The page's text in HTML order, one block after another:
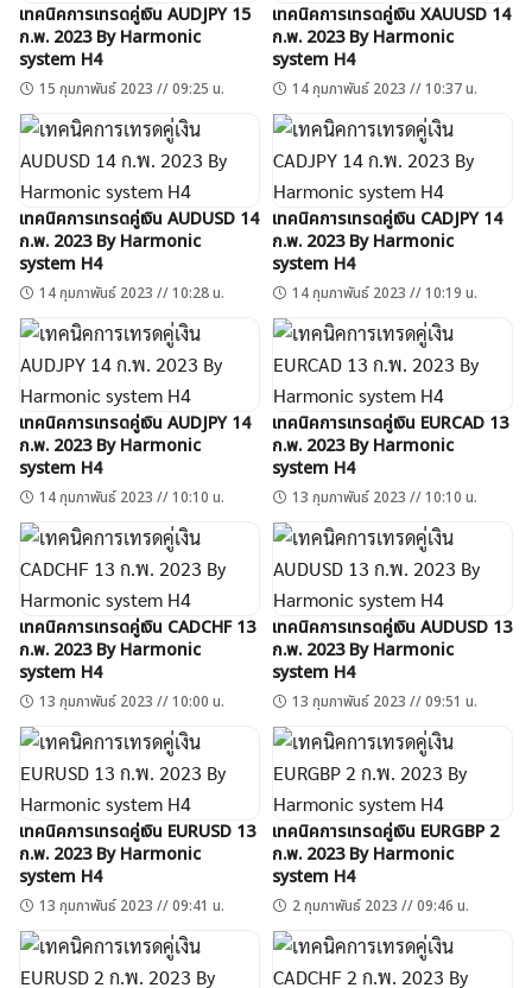
เทคนิคการเทรดคู่เงิน AUDJPY 15
ก.พ. 2023 By Harmonic
system H4
15 กุมภาพันธ์ 2023 // 09:25 น.
เทคนิคการเทรดคู่เงิน XAUUSD 14
ก.พ. 2023 By Harmonic
system H4
14 กุมภาพันธ์ 2023 // 10:37 น.
เทคนิคการเทรดคู่เงิน AUDUSD 14
ก.พ. 2023 By Harmonic
system H4
14 กุมภาพันธ์ 2023 // 10:28 น.
เทคนิคการเทรดคู่เงิน CADJPY 14
ก.พ. 2023 By Harmonic
system H4
14 กุมภาพันธ์ 2023 // 10:19 น.
เทคนิคการเทรดคู่เงิน AUDJPY 14
ก.พ. 2023 By Harmonic
system H4
14 กุมภาพันธ์ 2023 // 10:10 น.
เทคนิคการเทรดคู่เงิน EURCAD 13
ก.พ. 2023 By Harmonic
system H4
13 กุมภาพันธ์ 2023 // 10:10 น.
เทคนิคการเทรดคู่เงิน CADCHF 13
ก.พ. 2023 By Harmonic
system H4
13 กุมภาพันธ์ 2023 // 10:00 น.
เทคนิคการเทรดคู่เงิน AUDUSD 13
ก.พ. 2023 By Harmonic
system H4
13 กุมภาพันธ์ 2023 // 09:51 น.
เทคนิคการเทรดคู่เงิน EURUSD 13
ก.พ. 2023 By Harmonic
system H4
13 กุมภาพันธ์ 2023 // 09:41 น.
เทคนิคการเทรดคู่เงิน EURGBP 2
ก.พ. 2023 By Harmonic
system H4
2 กุมภาพันธ์ 2023 // 09:46 น.